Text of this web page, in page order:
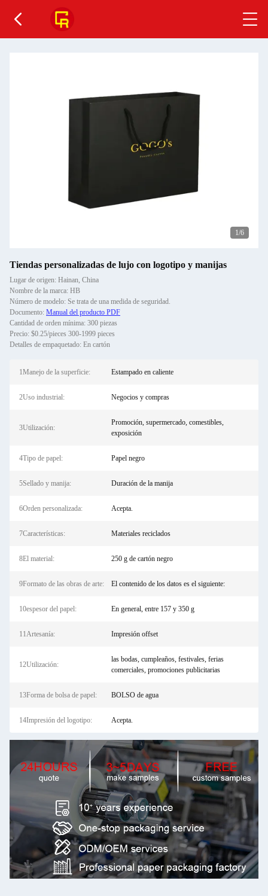
2/6
Tiendas personalizadas de lujo con logotipo y manijas
Lugar de origen: Hainan, China
Nombre de la marca: HB
Número de modelo: Se trata de una medida de seguridad.
Documento: Manual del producto PDF
Cantidad de orden mínima: 300 piezas
Precio: $0.25/pieces 300-1999 pieces
Detalles de empaquetado: En cartón
1Manejo de la superficie: Estampado en caliente
2Uso industrial: Negocios y compras
3Utilización:
Promoción, supermercado, comestibles,
exposición
4Tipo de papel: Papel negro
5Sellado y manija: Duración de la manija
6Orden personalizada: Acepta.
7Características: Materiales reciclados
8El material: 250 g de cartón negro
9Formato de las obras de arte: El contenido de los datos es el siguiente:
10espesor del papel: En general, entre 157 y 350 g
11Artesanía: Impresión offset
12Utilización:
las bodas, cumpleaños, festivales, ferias
comerciales, promociones publicitarias
13Forma de bolsa de papel: BOLSO de agua
14Impresión del logotipo: Acepta.